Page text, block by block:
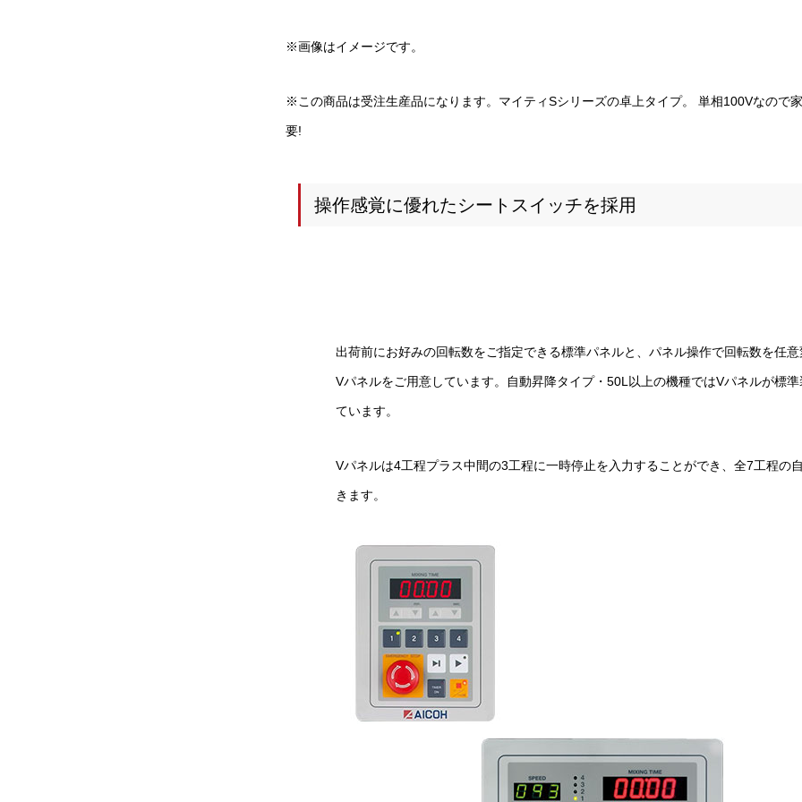
※画像はイメージです。
※この商品は受注生産品になります。マイティSシリーズの卓上タイプ。 単相100Vなので
要!
操作感覚に優れたシートスイッチを採用
出荷前にお好みの回転数をご指定できる標準パネルと、パネル操作で回転数を任
Vパネルをご用意しています。自動昇降タイプ・50L以上の機種ではVパネルが標
ています。
Vパネルは4工程プラス中間の3工程に一時停止を入力することができ、全7工程の
きます。